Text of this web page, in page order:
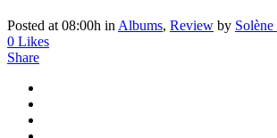
Posted at 08:00h in Albums, Review by
0 Likes
Share